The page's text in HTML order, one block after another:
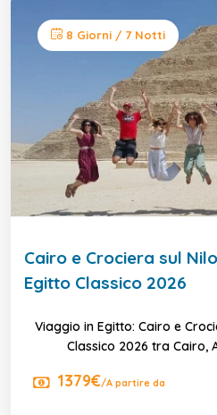
8 Giorni / 7 Notti
Cairo e Crociera sul
Egitto Classico 2026
Viaggio in Egitto: Cairo e
Classico 2026 tra Cairo,
1379€/A partire da